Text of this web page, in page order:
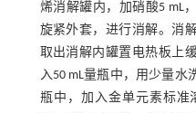
烯消解罐内，加硝酸5 mL
旋紧外套，进行消解。消
取出消解内罐置电热板上
入50 mL量瓶中，用少量水
瓶中，加入金单元素标准